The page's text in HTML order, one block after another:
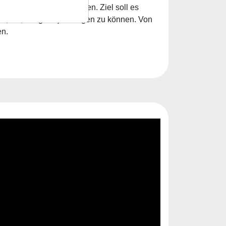
und verbessert werden. Ziel soll es
tief, ruhig etc.) festlegen zu können. Von